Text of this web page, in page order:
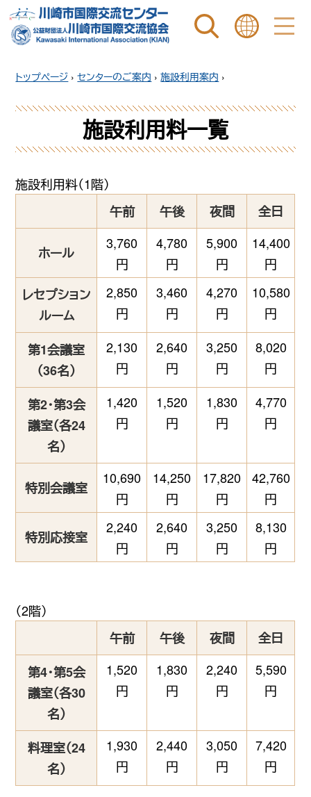
ページ内を検索
ことば
トップページ › センターのご案内 › 施設利用案内 ›
施設利用料一覧
施設利用料（1階）
午前
午後 夜間 全日
ホール
3,760
円
4,780
円
5,900
円
14,400
円
レセプション
ルーム
2,850
円
3,460
円
4,270
円
10,580
円
第1会議室
（36名）
2,130
円
2,640
円
3,250
円
8,020
円
第2・第3会
議室（各24
名）
1,420
円
1,520
円
1,830
円
4,770
円
特別会議室
10,690
円
14,250
円
17,820
円
42,760
円
特別応接室
2,240
円
2,640
円
3,250
円
8,130
円
（2階）
午前
午後 夜間
全日
第4・第5会
議室（各30
名）
1,520
円
1,830
円
2,240
円
5,590
円
料理室（24
名）
1,930
円
2,440
円
3,050
円
7,420
円